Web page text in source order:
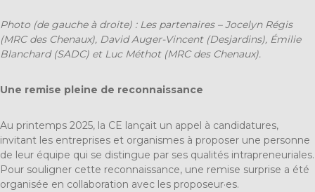
Photo (de gauche à droite) : Les partenaires – Jocelyn Régis
(MRC des Chenaux), David Auger-Vincent (Desjardins), Émilie
Blanchard (SADC) et Luc Méthot (MRC des Chenaux).
Une remise pleine de reconnaissance
Au printemps 2025, la CE lançait un appel à candidatures,
invitant les entreprises et organismes à proposer une personne
de leur équipe qui se distingue par ses qualités intrapreneuriales.
Pour souligner cette reconnaissance, une remise surprise a été
organisée en collaboration avec les proposeur·es.